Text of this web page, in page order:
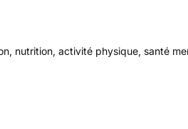
nutrition, activité physique, santé